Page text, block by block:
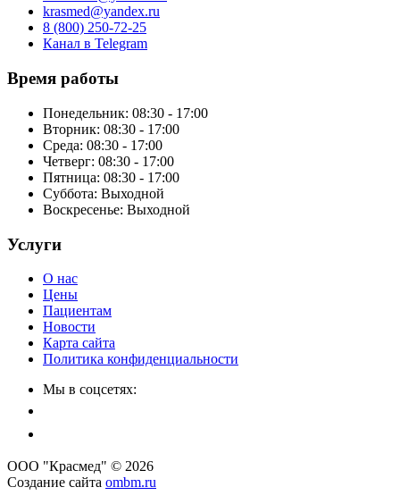
krasmed@yandex.ru
8 (800) 250-72-25
Канал в Telegram
Время работы
Понедельник: 08:30 - 17:00
Вторник: 08:30 - 17:00
Среда: 08:30 - 17:00
Четверг: 08:30 - 17:00
Пятница: 08:30 - 17:00
Суббота: Выходной
Воскресенье: Выходной
Услуги
О нас
Цены
Пациентам
Новости
Карта сайта
Политика конфиденциальности
Мы в соцсетях:
ООО "Красмед" © 2026
Создание сайта ombm.ru